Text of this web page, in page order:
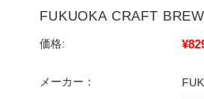
FUKUOKA CRAFT
価格:
メーカー：